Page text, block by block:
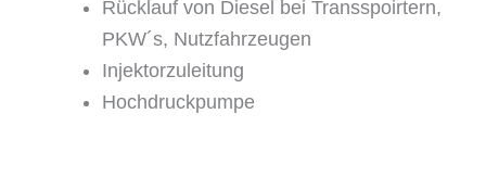
Rücklauf von Diesel bei Transspoirtern,
PKW´s, Nutzfahrzeugen
Injektorzuleitung
Hochdruckpumpe